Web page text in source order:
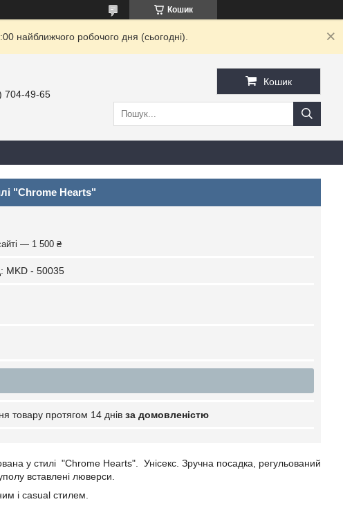
Кошик
найближчого робочого дня (сьогодні).
704-49-65
Кошик
"Chrome Hearts"
— 1 500 ₴
МKD - 50035
товару протягом 14 днів за домовленістю
у стилі "Chrome Hearts". Унісекс. Зручна посадка, регульований
вставлені люверси.
і casual стилем.